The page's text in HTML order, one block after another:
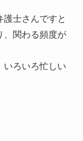
士さんですと
、関わる頻度が
いろいろ忙しい